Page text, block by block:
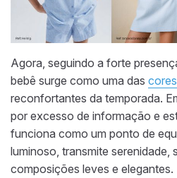
Agora, seguindo a forte
bebê surge como uma das cores
reconfortantes da temporada.
por excesso de informação e
funciona como um ponto de
luminoso, transmite serenidade,
composições leves e elegantes.